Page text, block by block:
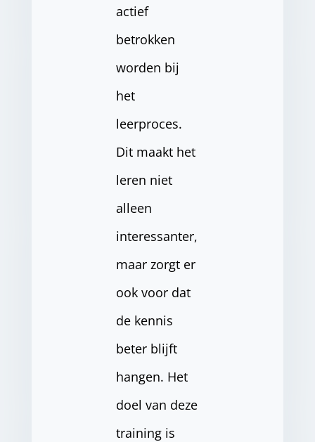
actief
betrokken
worden bij
het
leerproces.
Dit maakt het
leren niet
alleen
interessanter,
maar zorgt er
ook voor dat
de kennis
beter blijft
hangen. Het
doel van deze
training is